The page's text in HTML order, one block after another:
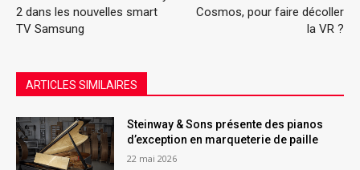
2 dans les nouvelles smart
TV Samsung
Cosmos, pour faire décoller
la VR ?
ARTICLES SIMILAIRES
Steinway & Sons présente des pianos
d’exception en marqueterie de paille
22 mai 2026